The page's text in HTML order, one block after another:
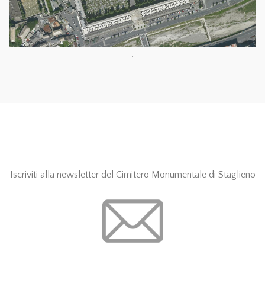
.
Iscriviti alla newsletter del Cimitero Monumentale di Staglieno